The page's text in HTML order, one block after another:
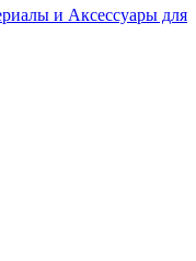
и Аксессуары для